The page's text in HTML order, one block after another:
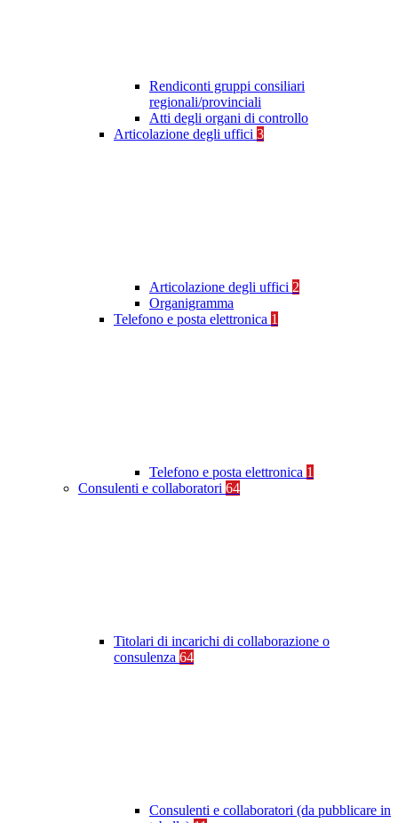
Rendiconti gruppi consiliari
regionali/provinciali
Atti degli organi di controllo
Articolazione degli uffici 3
Articolazione degli uffici 2
Organigramma
Telefono e posta elettronica 1
Telefono e posta elettronica 1
Consulenti e collaboratori 64
Titolari di incarichi di collaborazione o
consulenza 64
Consulenti e collaboratori (da pubblicare in